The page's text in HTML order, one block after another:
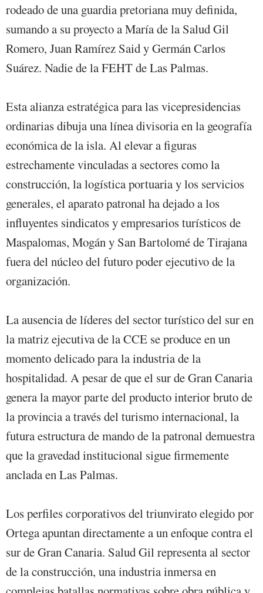
rodeado de una guardia pretoriana muy definida,
sumando a su proyecto a María de la Salud Gil
Romero, Juan Ramírez Said y Germán Carlos
Suárez. Nadie de la FEHT de Las Palmas.
Esta alianza estratégica para las vicepresidencias
ordinarias dibuja una línea divisoria en la geografía
económica de la isla. Al elevar a figuras
estrechamente vinculadas a sectores como la
construcción, la logística portuaria y los servicios
generales, el aparato patronal ha dejado a los
influyentes sindicatos y empresarios turísticos de
Maspalomas, Mogán y San Bartolomé de Tirajana
fuera del núcleo del futuro poder ejecutivo de la
organización.
La ausencia de líderes del sector turístico del sur en
la matriz ejecutiva de la CCE se produce en un
momento delicado para la industria de la
hospitalidad. A pesar de que el sur de Gran Canaria
genera la mayor parte del producto interior bruto de
la provincia a través del turismo internacional, la
futura estructura de mando de la patronal demuestra
que la gravedad institucional sigue firmemente
anclada en Las Palmas.
Los perfiles corporativos del triunvirato elegido por
Ortega apuntan directamente a un enfoque contra el
sur de Gran Canaria. Salud Gil representa al sector
de la construcción, una industria inmersa en